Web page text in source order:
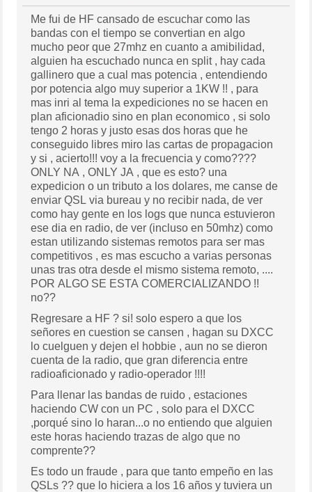
Me fui de HF cansado de escuchar como las
bandas con el tiempo se convertian en algo
mucho peor que 27mhz en cuanto a amibilidad,
alguien ha escuchado nunca en split , hay cada
gallinero que a cual mas potencia , entendiendo
por potencia algo muy superior a 1KW !! , para
mas inri al tema la expediciones no se hacen en
plan aficionadio sino en plan economico , si solo
tengo 2 horas y justo esas dos horas que he
conseguido libres miro las cartas de propagacion
y si , acierto!!! voy a la frecuencia y como????
ONLY NA , ONLY JA , que es esto? una
expedicion o un tributo a los dolares, me canse de
enviar QSL via bureau y no recibir nada, de ver
como hay gente en los logs que nunca estuvieron
ese dia en radio, de ver (incluso en 50mhz) como
estan utilizando sistemas remotos para ser mas
competitivos , es mas escucho a varias personas
unas tras otra desde el mismo sistema remoto, ....
POR ALGO SE ESTA COMERCIALIZANDO !!
no??
Regresare a HF ? si! solo espero a que los
señores en cuestion se cansen , hagan su DXCC
lo cuelguen y dejen el hobbie , aun no se dieron
cuenta de la radio, que gran diferencia entre
radioaficionado y radio-operador !!!!
Para llenar las bandas de ruido , estaciones
haciendo CW con un PC , solo para el DXCC
,porqué sino lo haran...o no entiendo que alguien
este horas haciendo trazas de algo que no
comprente??
Es todo un fraude , para que tanto empeño en las
QSLs ?? que lo hiciera a los 16 años y tuviera un